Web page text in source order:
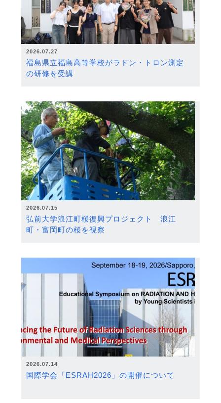
2026.07.27
福島県立福島高等学校がラドン・トロン測定
の研修を受講
2026.07.15
弘前大学浪江町桜復興プロジェクト 浪江
町・富岡町の桜を視察
2026.07.14
国際学会「ESRAH2026」の開催について